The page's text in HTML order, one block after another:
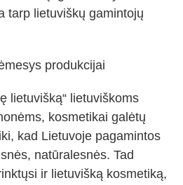
tarp lietuviškų gamintojų
produkcijai
lietuvišką“ lietuviškoms
kosmetikai galėtų
kad Lietuvoje pagamintos
natūralesnės. Tad
ir lietuvišką kosmetiką,